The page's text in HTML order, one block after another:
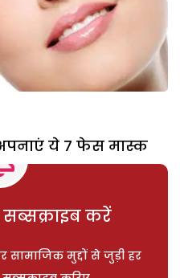
ये 7 फेस मास्क
सब्सक्राइब करें
सामाजिक मुद्दों से जुड़ी हर